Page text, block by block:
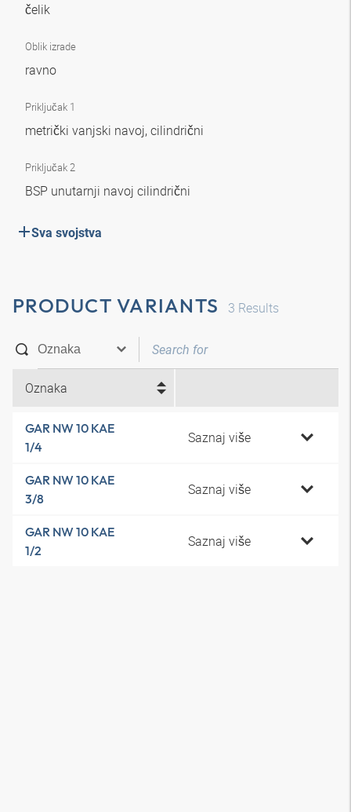
čelik
Oblik izrade
ravno
Priključak 1
metrički vanjski navoj, cilindrični
Priključak 2
BSP unutarnji navoj cilindrični
Sva svojstva
PRODUCT VARIANTS 3 Results
Oznaka
GAR NW 10 KAE
1/4
Saznaj više
GAR NW 10 KAE
3/8
Saznaj više
GAR NW 10 KAE
1/2
Saznaj više